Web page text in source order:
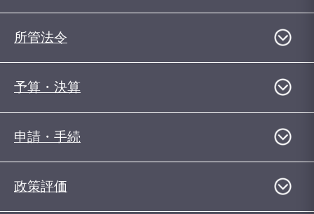
所管法令
予算・決算
申請・手続
政策評価